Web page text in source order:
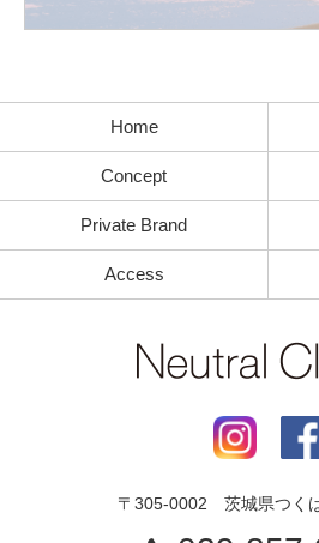
Home
Concept
Private Brand
Access
〒 305-0002 茨城県つく